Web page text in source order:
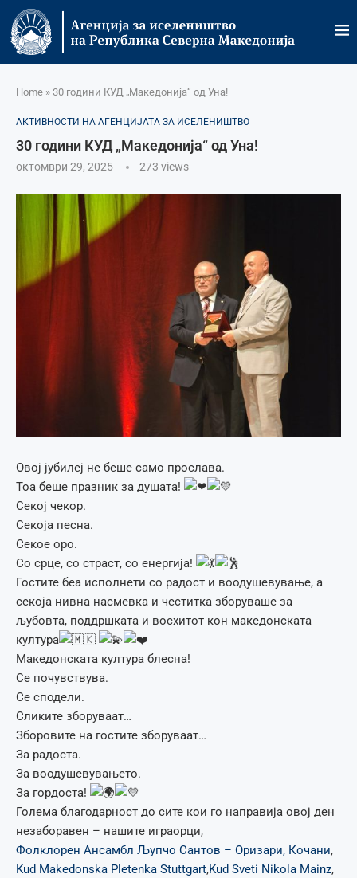
Home » 30 години КУД „Македонија“ од Уна!
АКТИВНОСТИ НА АГЕНЦИЈАТА ЗА ИСЕЛЕНИШТВО
30 години КУД „Македонија“ од Уна!
октомври 29, 2025 273 views
Овој јубилеј не беше само прослава.
Тоа беше празник за душата!
Секој чекор.
Секоја песна.
Секое оро.
Со срце, со страст, со енергија!
Гостите беа исполнети со радост и воодушевување, а
секоја нивна насмевка и честитка зборуваше за
љубовта, поддршката и восхитот кон македонската
култура
Македонската култура блесна!
Се почувствува.
Се сподели.
Сликите зборуваат…
Зборовите на гостите зборуваат…
За радоста.
За воодушевувањето.
За гордоста!
Голема благодарност до сите кои го направија овој ден
незаборавен – нашите играорци,
Фолклорен Ансамбл Љупчо Сантов – Оризари, Кочани,
Kud Makedonska Pletenka Stuttgart,Kud Sveti Nikola Mainz,